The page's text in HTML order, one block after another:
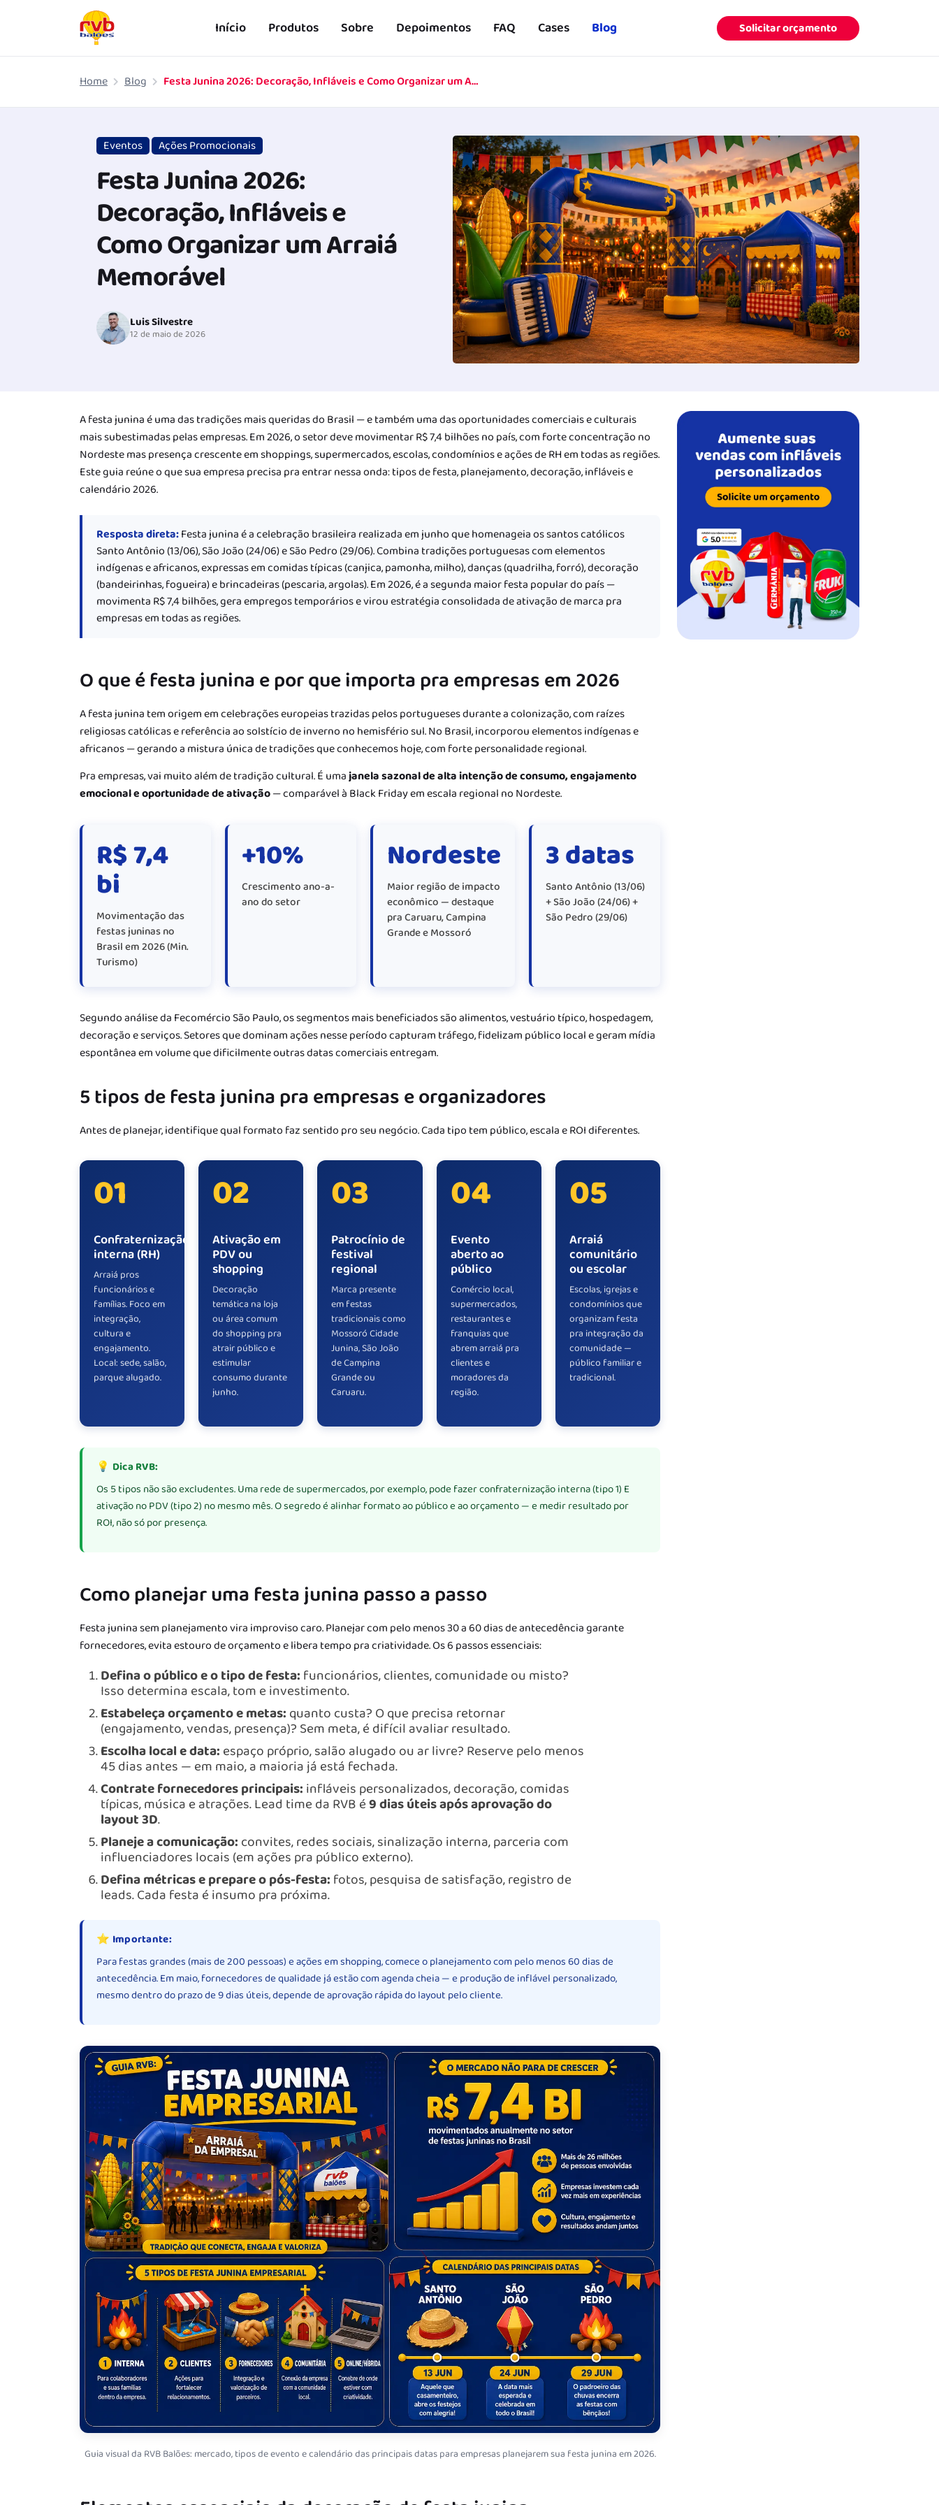
Início Produtos Sobre Depoimentos FAQ Cases Blog Solicitar orçamento
Home Blog Festa Junina 2026: Decoração, Infláveis e Como Organizar um Arraiá Memorável
Eventos Ações Promocionais
Festa Junina 2026:
Decoração, Infláveis e
Como Organizar um Arraiá
Memorável
Luis Silvestre
12 de maio de 2026
A festa junina é uma das tradições mais queridas do Brasil — e também uma das oportunidades comerciais e culturais
mais subestimadas pelas empresas. Em 2026, o setor deve movimentar R$ 7,4 bilhões no país, com forte concentração no
Nordeste mas presença crescente em shoppings, supermercados, escolas, condomínios e ações de RH em todas as regiões.
Este guia reúne o que sua empresa precisa pra entrar nessa onda: tipos de festa, planejamento, decoração, infláveis e
calendário 2026.
Resposta direta:Festa junina é a celebração brasileira realizada em junho que homenageia os santos católicos
Santo Antônio (13/06), São João (24/06) e São Pedro (29/06). Combina tradições portuguesas com elementos
indígenas e africanos, expressas em comidas típicas (canjica, pamonha, milho), danças (quadrilha, forró), decoração
(bandeirinhas, fogueira) e brincadeiras (pescaria, argolas). Em 2026, é a segunda maior festa popular do país —
movimenta R$ 7,4 bilhões, gera empregos temporários e virou estratégia consolidada de ativação de marca pra
empresas em todas as regiões.
O que é festa junina e por que importa pra empresas em 2026
A festa junina tem origem em celebrações europeias trazidas pelos portugueses durante a colonização, com raízes
religiosas católicas e referência ao solstício de inverno no hemisfério sul. No Brasil, incorporou elementos indígenas e
africanos — gerando a mistura única de tradições que conhecemos hoje, com forte personalidade regional.
Pra empresas, vai muito além de tradição cultural. É umajanela sazonal de alta intenção de consumo, engajamento
emocional e oportunidade de ativação— comparável à Black Friday em escala regional no Nordeste.
R$ 7,4
bi
Movimentação das
festas juninas no
Brasil em 2026 (Min.
Turismo)
+10%
Crescimento ano-a-
ano do setor
Nordeste
Maior região de impacto
econômico — destaque
pra Caruaru, Campina
Grande e Mossoró
3 datas
Santo Antônio (13/06)
+ São João (24/06) +
São Pedro (29/06)
Segundo análise da Fecomércio São Paulo, os segmentos mais beneficiados são alimentos, vestuário típico, hospedagem,
decoração e serviços. Setores que dominam ações nesse período capturam tráfego, fidelizam público local e geram mídia
espontânea em volume que dificilmente outras datas comerciais entregam.
5 tipos de festa junina pra empresas e organizadores
Antes de planejar, identifique qual formato faz sentido pro seu negócio. Cada tipo tem público, escala e ROI diferentes.
01
Confraternização
interna (RH)
Arraiá pros
funcionários e
famílias. Foco em
integração,
cultura e
engajamento.
Local: sede, salão,
parque alugado.
02
Ativação em
PDV ou
shopping
Decoração
temática na loja
ou área comum
do shopping pra
atrair público e
estimular
consumo durante
junho.
03
Patrocínio de
festival
regional
Marca presente
em festas
tradicionais como
Mossoró Cidade
Junina, São João
de Campina
Grande ou
Caruaru.
04
Evento
aberto ao
público
Comércio local,
supermercados,
restaurantes e
franquias que
abrem arraiá pra
clientes e
moradores da
região.
05
Arraiá
comunitário
ou escolar
Escolas, igrejas e
condomínios que
organizam festa
pra integração da
comunidade —
público familiar e
tradicional.
💡 Dica RVB:
Os 5 tipos não são excludentes. Uma rede de supermercados, por exemplo, pode fazer confraternização interna (tipo 1) E
ativação no PDV (tipo 2) no mesmo mês. O segredo é alinhar formato ao público e ao orçamento — e medir resultado por
ROI, não só por presença.
Como planejar uma festa junina passo a passo
Festa junina sem planejamento vira improviso caro. Planejar com pelo menos 30 a 60 dias de antecedência garante
fornecedores, evita estouro de orçamento e libera tempo pra criatividade. Os 6 passos essenciais:
Defina o público e o tipo de festa:funcionários, clientes, comunidade ou misto?
Isso determina escala, tom e investimento.
Estabeleça orçamento e metas:quanto custa? O que precisa retornar
(engajamento, vendas, presença)? Sem meta, é difícil avaliar resultado.
Escolha local e data:espaço próprio, salão alugado ou ar livre? Reserve pelo menos
45 dias antes — em maio, a maioria já está fechada.
Contrate fornecedores principais:infláveis personalizados, decoração, comidas
típicas, música e atrações. Lead time da RVB é9 dias úteis após aprovação do
layout 3D.
Planeje a comunicação:convites, redes sociais, sinalização interna, parceria com
influenciadores locais (em ações pra público externo).
Defina métricas e prepare o pós-festa:fotos, pesquisa de satisfação, registro de
leads. Cada festa é insumo pra próxima.
⭐ Importante:
Para festas grandes (mais de 200 pessoas) e ações em shopping, comece o planejamento com pelo menos 60 dias de
antecedência. Em maio, fornecedores de qualidade já estão com agenda cheia — e produção de inflável personalizado,
mesmo dentro do prazo de 9 dias úteis, depende de aprovação rápida do layout pelo cliente.
Guia visual da RVB Balões: mercado, tipos de evento e calendário das principais datas para empresas planejarem sua festa junina em 2026.